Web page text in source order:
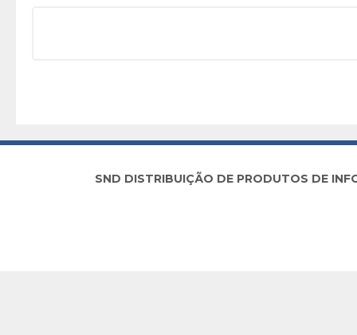
SND DISTRIBUIÇÃO DE PRODUTOS DE